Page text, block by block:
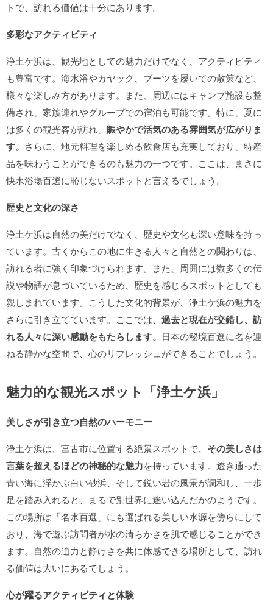
トで、訪れる価値は十分にあります。
多彩なアクティビティ
浄土ケ浜は、観光地としての魅力だけでなく、アクティビティ
も豊富です。海水浴やカヤック、ブーツを履いての散策など、
様々な楽しみ方があります。また、周辺にはキャンプ施設も整
備され、家族連れやグループでの宿泊も可能です。特に、夏に
は多くの観光客が訪れ、 賑やかで活気のある雰囲気が広がりま
す。 さらに、地元料理を楽しめる飲食店も充実しており、特産
品を味わうことができるのも魅力の一つです。ここは、まさに
快水浴場百選に恥じないスポットと言えるでしょう。
歴史と文化の深さ
浄土ケ浜は自然の美だけでなく、歴史や文化も深い意味を持っ
ています。古くからこの地に生きる人々と自然との関わりは、
訪れる者に強く印象づけられます。また、周囲には数多くの伝
説や物語が息づいているため、歴史を感じるスポットとしても
親しまれています。こうした文化的背景が、浄土ケ浜の魅力を
さらに引き立てています。ここでは、 過去と現在が交錯し、訪
れる人々に深い感動をもたらします。 日本の秘境百選に名を連
ねる静かな空間で、心のリフレッシュができることでしょう。
魅力的な観光スポット「浄土ケ浜」
美しさが引き立つ自然のハーモニー
浄土ケ浜は、宮古市に位置する絶景スポットで、 その美しさは
言葉を超えるほどの神秘的な魅力を持っています。透き通った
青い海に浮かぶ白い砂浜、そして鋭い岩の風景が調和し、一歩
足を踏み入れると、まるで別世界に迷い込んだかのようです。
この場所は「名水百選」にも選ばれる美しい水源を傍らにして
おり、海で遊ぶ訪問者が水の清らかさを肌で感じることができ
ます。自然の迫力と静けさを共に体感できる場所として、訪れ
る価値は大いにあるでしょう。
心が躍るアクティビティと体験